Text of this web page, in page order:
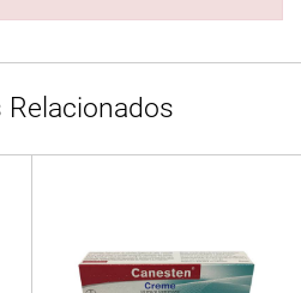
Relacionados